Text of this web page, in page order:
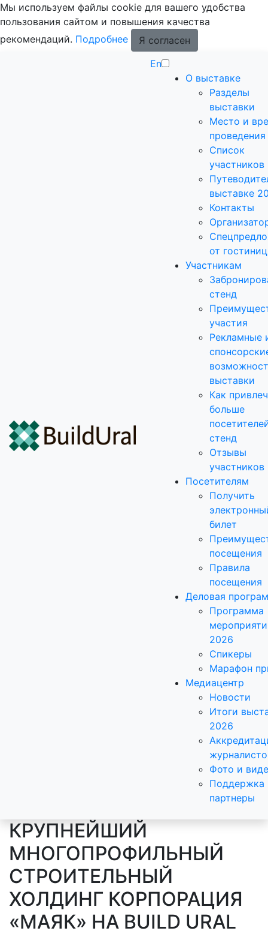
Мы используем файлы cookie для вашего удобства
пользования сайтом и повышения качества
рекомендаций. Подробнее
Я согласен
En
О выставке
Разделы
выставки
Место и
проведения
Список
выставке
Контакты
от гостиниц
Участникам
стенд
участия
Рекламные
выставки
Как
больше
стенд
Отзывы
участников
Посетителям
Получить
билет
посещения
Правила
посещения
Деловая
Программа
2026
Спикеры
Марафон
Медиацентр
Новости
Итоги
2026
Фото и
Поддержка
партнеры
КРУПНЕЙШИЙ
МНОГОПРОФИЛЬНЫЙ
СТРОИТЕЛЬНЫЙ
ХОЛДИНГ КОРПОРАЦИЯ
«МАЯК» НА BUILD URAL